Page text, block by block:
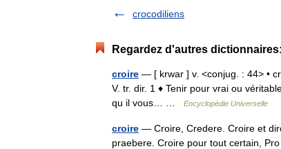
crocodiliens
Regardez d'autres dictionnaires:
croire — [ krwar ] v. <conjug. : 44> •
V. tr. dir. 1 ♦ Tenir pour vrai ou
qu il vous… …
Encyclopédie Universelle
croire — Croire, Credere. Croire et
praebere. Croire pour tout certain,